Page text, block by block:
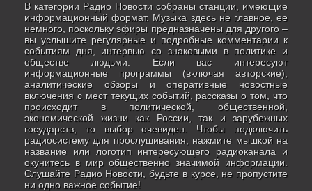
В категории Радио Новости собраны станции, имеющие
информационный формат. Музыка здесь не главное, ее
немного, поскольку эфиры предназначены для другого –
вы услышите регулярные и подробные комментарии к
событиям дня, интервью со знаковыми в политике и
обществе людьми. Если вас интересуют
информационные программы (включая авторские),
аналитические обзоры и оперативные новостные
включения с мест текущих событий, рассказы о том, что
происходит в политической, общественной,
экономической жизни как России, так и зарубежных
государств, то выбор очевиден. Чтобы подключить
радиосистему для прослушивания, нажмите мышкой на
название или логотип интересующего радиоканала и
окунитесь в мир общественно значимой информации.
Слушайте Радио Новости, будьте в курсе, не пропустите
ни одно важное событие!